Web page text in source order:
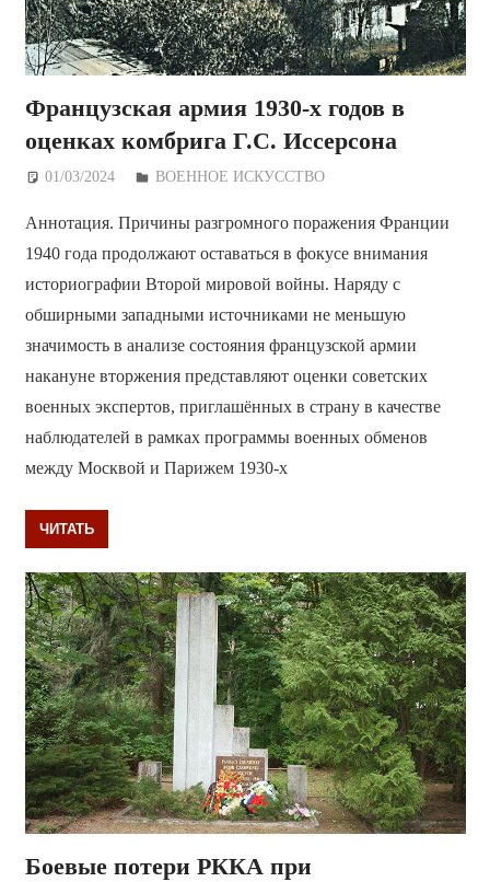
Французская армия 1930-х годов в
оценках комбрига Г.С. Иссерсона
01/03/2024 Дежурный по Редакции
ВОЕННОЕ ИСКУССТВО
Аннотация. Причины разгромного поражения Франции
1940 года продолжают оставаться в фокусе внимания
историографии Второй мировой войны. Наряду с
обширными западными источниками не меньшую
значимость в анализе состояния французской армии
накануне вторжения представляют оценки советских
военных экспертов, приглашённых в страну в качестве
наблюдателей в рамках программы военных обменов
между Москвой и Парижем 1930-х
ЧИТАТЬ
Боевые потери РККА при